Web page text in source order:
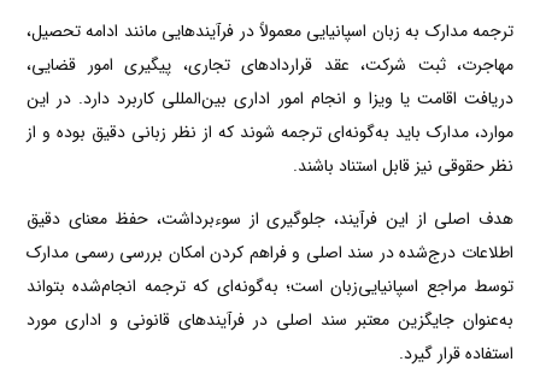
ترجمه مدارک به زبان اسپانیایی معمولاً در فرآیندهایی مانند ادامه تحصیل،
مهاجرت، ثبت شرکت، عقد قراردادهای تجاری، پیگیری امور قضایی،
دریافت اقامت یا ویزا و انجام امور اداری بین‌المللی کاربرد دارد. در این
موارد، مدارک باید به‌گونه‌ای ترجمه شوند که از نظر زبانی دقیق بوده و از
نظر حقوقی نیز قابل استناد باشند.
هدف اصلی از این فرآیند، جلوگیری از سوءبرداشت، حفظ معنای دقیق
اطلاعات درج‌شده در سند اصلی و فراهم کردن امکان بررسی رسمی مدارک
توسط مراجع اسپانیایی‌زبان است؛ به‌گونه‌ای که ترجمه انجام‌شده بتواند
به‌عنوان جایگزین معتبر سند اصلی در فرآیندهای قانونی و اداری مورد
استفاده قرار گیرد.